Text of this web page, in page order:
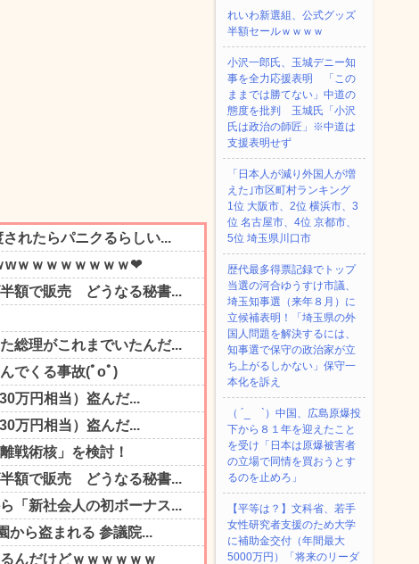
れいわ新選組、公式グッズ
半額セールｗｗｗｗ
小沢一郎氏、玉城デニー知
事を全力応援表明 「この
ままでは勝てない」中道の
態度を批判 玉城氏「小沢
氏は政治の師匠」※中道は
支援表明せず
「日本人が減り外国人が増
えた｣市区町村ランキング
1位 大阪市、2位 横浜市、3
位 名古屋市、4位 京都市、
5位 埼玉県川口市
歴代最多得票記録でトップ
当選の河合ゆうすけ市議、
埼玉知事選（来年８月）に
立候補表明！「埼玉県の外
国人問題を解決するには、
知事選で保守の政治家が立
ち上がるしかない」保守一
本化を訴え
（ ´_ゝ`）中国、広島原爆投
下から８１年を迎えたこと
を受け「日本は原爆被害者
の立場で同情を買おうとす
るのを止めろ」
【平等は？】文科省、若手
女性研究者支援のため大学
に補助金交付（年間最大
5000万円）「将来のリーダ